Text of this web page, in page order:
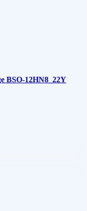
BSO-12HN8_22Y